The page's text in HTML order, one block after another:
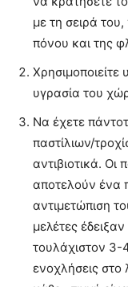
με τη σειρά
πόνου και της
υγρασία του
Να έχετε
παστίλιων/
αντιβιοτικά. Οι
αποτελούν ένα
αντιμετώπιση
μελέτες
τουλάχιστον
ενοχλήσεις στο